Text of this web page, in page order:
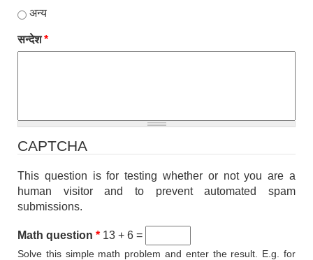
अन्य
सन्देश*
CAPTCHA
This question is for testing whether or not you are a
human visitor and to prevent automated spam
submissions.
Math question * 13 + 6 =
Solve this simple math problem and enter the result. E.g. for